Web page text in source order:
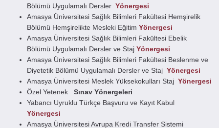
Bölümü Uygulamalı Dersler Yönergesi
Amasya Üniversitesi Sağlık Bilimleri Fakültesi Hemşirelik
Bölümü Hemşirelikte Mesleki Eğitim Yönergesi
Amasya Üniversitesi Sağlık Bilimleri Fakültesi Ebelik
Bölümü Uygulamalı Dersler ve Staj Yönergesi
Amasya Üniversitesi Sağlık Bilimleri Fakültesi Beslenme ve
Diyetetik Bölümü Uygulamalı Dersler ve Staj Yönergesi
Amasya Üniversitesi Meslek Yüksekokulları Staj Yönergesi
Özel Yetenek Sınav Yönergeleri
Yabancı Uyruklu Türkçe Başvuru ve Kayıt Kabul
Yönergesi
Amasya Üniversitesi Avrupa Kredi Transfer Sistemi